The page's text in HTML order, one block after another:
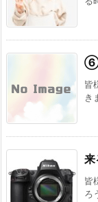
⑥
皆
き
来
皆
ろ